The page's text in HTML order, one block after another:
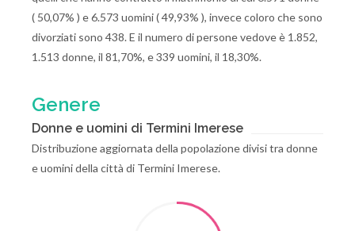
( 50,07% ) e 6.573 uomini ( 49,93% ), invece coloro che sono
divorziati sono 438. E il numero di persone vedove è 1.852,
1.513 donne, il 81,70%, e 339 uomini, il 18,30%.
Genere
Donne e uomini di Termini Imerese
Distribuzione aggiornata della popolazione divisi tra donne
e uomini della città di Termini Imerese.